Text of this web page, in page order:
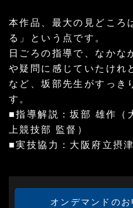
本作品、最大の見どころ
る」という点です。
日ごろの指導で、なかな
や疑問に感じていたけれ
など、坂部先生がすっき
す。
■指導解説：坂部 雄作（
上競技部 監督）
■実技協力：大阪府立摂
オンデマンドの